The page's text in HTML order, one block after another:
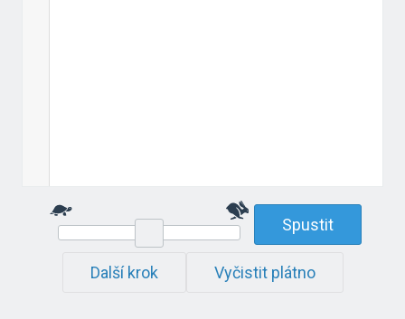
Spustit
Další krok Vyčistit plátno